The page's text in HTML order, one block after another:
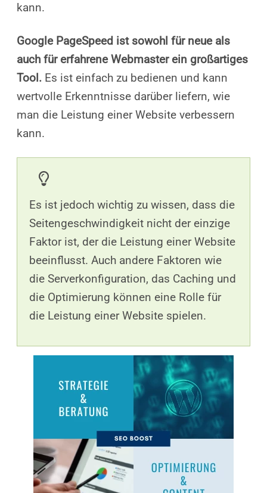
kann.
Google PageSpeed ist sowohl für neue als
auch für erfahrene Webmaster ein großartiges
Tool. Es ist einfach zu bedienen und kann
wertvolle Erkenntnisse darüber liefern, wie
man die Leistung einer Website verbessern
kann.
Es ist jedoch wichtig zu wissen, dass die
Seitengeschwindigkeit nicht der einzige
Faktor ist, der die Leistung einer Website
beeinflusst. Auch andere Faktoren wie
die Serverkonfiguration, das Caching und
die Optimierung können eine Rolle für
die Leistung einer Website spielen.